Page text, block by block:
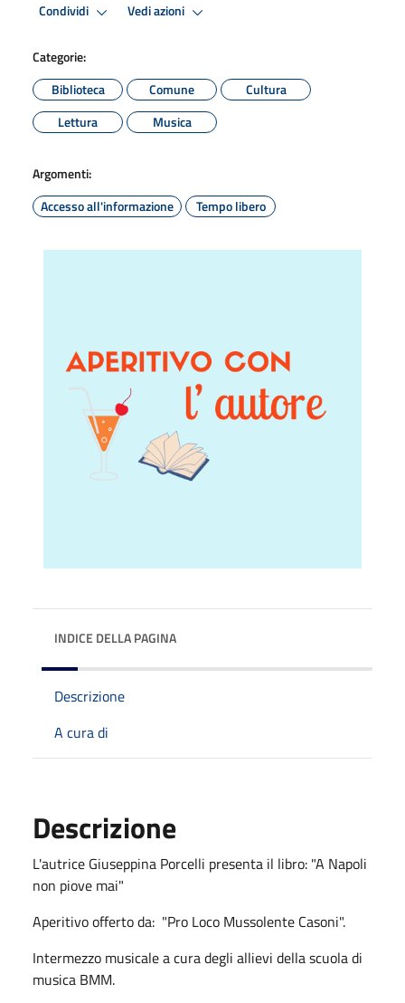
Condividi Vedi azioni
Categorie:
Biblioteca
Comune
Cultura
Lettura
Musica
Argomenti:
Accesso all'informazione
Tempo libero
INDICE DELLA PAGINA
Descrizione
A cura di
Descrizione
L'autrice Giuseppina Porcelli presenta il libro: "A Napoli
non piove mai"
Aperitivo offerto da: "Pro Loco Mussolente Casoni".
Intermezzo musicale a cura degli allievi della scuola di
musica BMM.